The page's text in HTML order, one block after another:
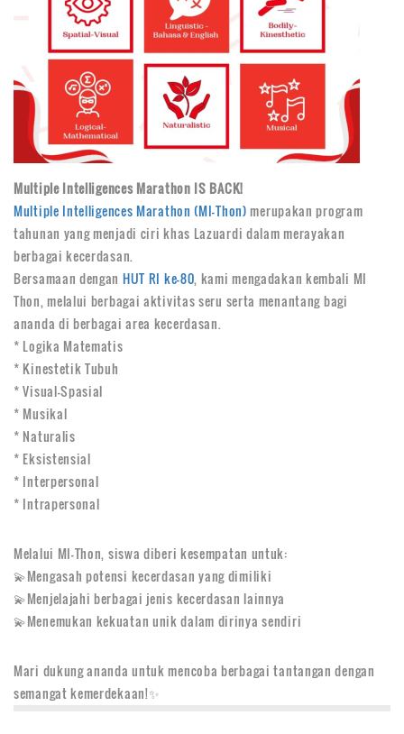
Multiple Intelligences Marathon IS BACK!
Multiple Intelligences Marathon (MI-Thon)merupakan program
tahunan yang menjadi ciri khas Lazuardi dalam merayakan
berbagai kecerdasan.
Bersamaan dengan HUT RI ke-80, kami mengadakan kembali MI
Thon, melalui berbagai aktivitas seru serta menantang bagi
ananda di berbagai area kecerdasan.
* Logika Matematis
* Kinestetik Tubuh
* Visual-Spasial
* Musikal
* Naturalis
* Eksistensial
* Interpersonal
* Intrapersonal
Melalui MI-Thon, siswa diberi kesempatan untuk:
💫Mengasah potensi kecerdasan yang dimiliki
💫Menjelajahi berbagai jenis kecerdasan lainnya
💫Menemukan kekuatan unik dalam dirinya sendiri
Mari dukung ananda untuk mencoba berbagai tantangan dengan
semangat kemerdekaan!✨